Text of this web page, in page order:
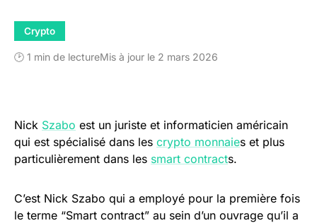
Crypto
🕑 1 min de lectureMis à jour le 2 mars 2026
Nick Szabo est un juriste et informaticien américain
qui est spécialisé dans les crypto monnaies et plus
particulièrement dans les smart contracts.
C’est Nick Szabo qui a employé pour la première fois
le terme “Smart contract” au sein d’un ouvrage qu’il a